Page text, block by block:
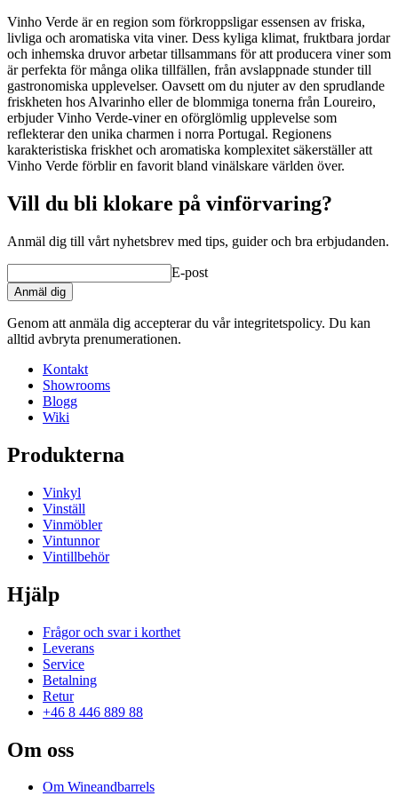
Vinho Verde är en region som förkroppsligar essensen av friska,
livliga och aromatiska vita viner. Dess kyliga klimat, fruktbara jordar
och inhemska druvor arbetar tillsammans för att producera viner som
är perfekta för många olika tillfällen, från avslappnade stunder till
gastronomiska upplevelser. Oavsett om du njuter av den sprudlande
friskheten hos Alvarinho eller de blommiga tonerna från Loureiro,
erbjuder Vinho Verde-viner en oförglömlig upplevelse som
reflekterar den unika charmen i norra Portugal. Regionens
karakteristiska friskhet och aromatiska komplexitet säkerställer att
Vinho Verde förblir en favorit bland vinälskare världen över.
Vill du bli klokare på vinförvaring?
Anmäl dig till vårt nyhetsbrev med tips, guider och bra erbjudanden.
E-post
Anmäl dig
Genom att anmäla dig accepterar du vår integritetspolicy. Du kan
alltid avbryta prenumerationen.
Kontakt
Showrooms
Blogg
Wiki
Produkterna
Vinkyl
Vinställ
Vinmöbler
Vintunnor
Vintillbehör
Hjälp
Frågor och svar i korthet
Leverans
Service
Betalning
Retur
+46 8 446 889 88
Om oss
Om Wineandbarrels